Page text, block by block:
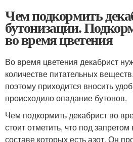
Чем подкормить
бутонизации.
во время цветения
Во время цветения декабрист
количестве питательных
поэтому приходится вносить
происходило опадание бутонов.
Чем подкормить декабрист во
стоит отметить, что под
составе которых есть азот. Он